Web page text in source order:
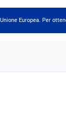
Europea. Per